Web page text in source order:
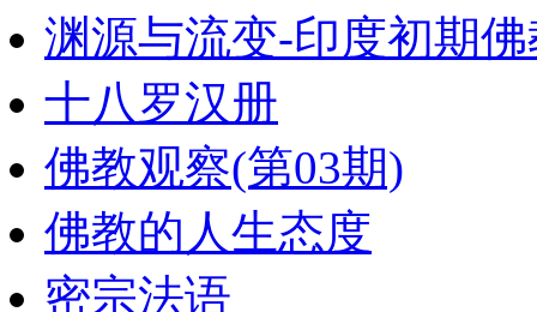
渊源与流变-印度初期
十八罗汉册
佛教观察(第03期)
佛教的人生态度
密宗法语